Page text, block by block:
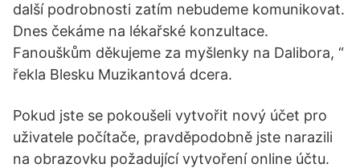
další podrobnosti zatím nebudeme komunikovat.
Dnes čekáme na lékařské konzultace.
Fanouškům děkujeme za myšlenky na Dalibora, “
řekla Blesku Muzikantová dcera.
Pokud jste se pokoušeli vytvořit nový účet pro
uživatele počítače, pravděpodobně jste narazili
na obrazovku požadující vytvoření online účtu.